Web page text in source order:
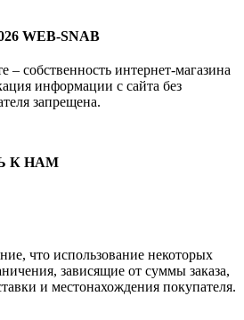
WEB-SNAB
– собственность интернет-магазина
информации с сайта без
запрещена.
К НАМ
что использование некоторых
зависящие от суммы заказа,
и местонахождения покупателя.